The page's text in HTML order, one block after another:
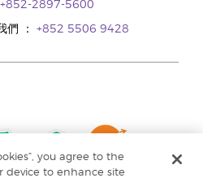
+852-2897-5600
們 ： +852 5506 9428
you agree to the
device to enhance site